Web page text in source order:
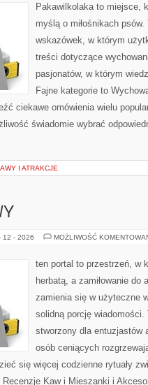
Pakawilkolaka to miejsce,
myślą o miłośnikach
wskazówek, w którym
treści dotyczące
pasjonatów, w którym
Fajne kategorie to
ciekawe omówienia wielu
świadomie wybrać
I ATRAKCJE
12 - 2026 MOŻLIWOŚĆ
ten portal to przestrzeń, w
herbatą, a zamiłowanie do
zamienia się w użyteczne
solidną porcję wiadomości.
stworzony dla entuzjastów
osób ceniących
się więcej codzienne rytuały
Kaw i Mieszanki i